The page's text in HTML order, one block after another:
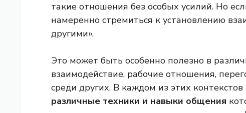
такие отношения без особых усилий. Но
намеренно стремиться к установлению
другими».
Это может быть особенно полезно в
взаимодействие, рабочие отношения,
среди других. В каждом из этих
различные техники и навыки общения